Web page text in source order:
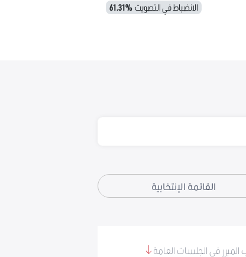
الانضباط في التصويت 61.31%
القائمة الإنتخابية
المبرر في الجلسات العامة